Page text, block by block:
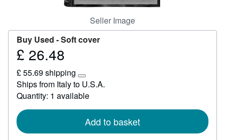
Seller Image
Buy Used -Soft cover
Price
26.48
£ 26.48
£ 55.69 shipping
Learn
more
about
rates
Ships from Italy to U.S.A.
Quantity: 1 available
Add to basket